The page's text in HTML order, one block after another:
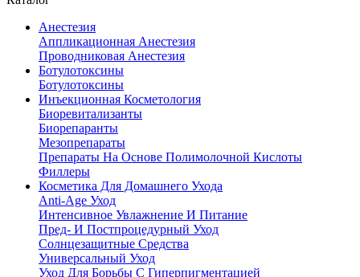
Анестезия
Аппликационная Анестезия
Проводниковая Анестезия
Ботулотоксины
Ботулотоксины
Инъекционная Косметология
Биоревитализанты
Биорепаранты
Мезопрепараты
Препараты На Основе Полимолочной Кислоты
Филлеры
Косметика Для Домашнего Ухода
Anti-Age Уход
Интенсивное Увлажнение И Питание
Пред- И Постпроцедурный Уход
Солнцезащитные Средства
Универсальный Уход
Уход Для Борьбы С Гиперпигментацией